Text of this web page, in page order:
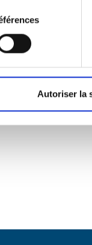
Autoriser la